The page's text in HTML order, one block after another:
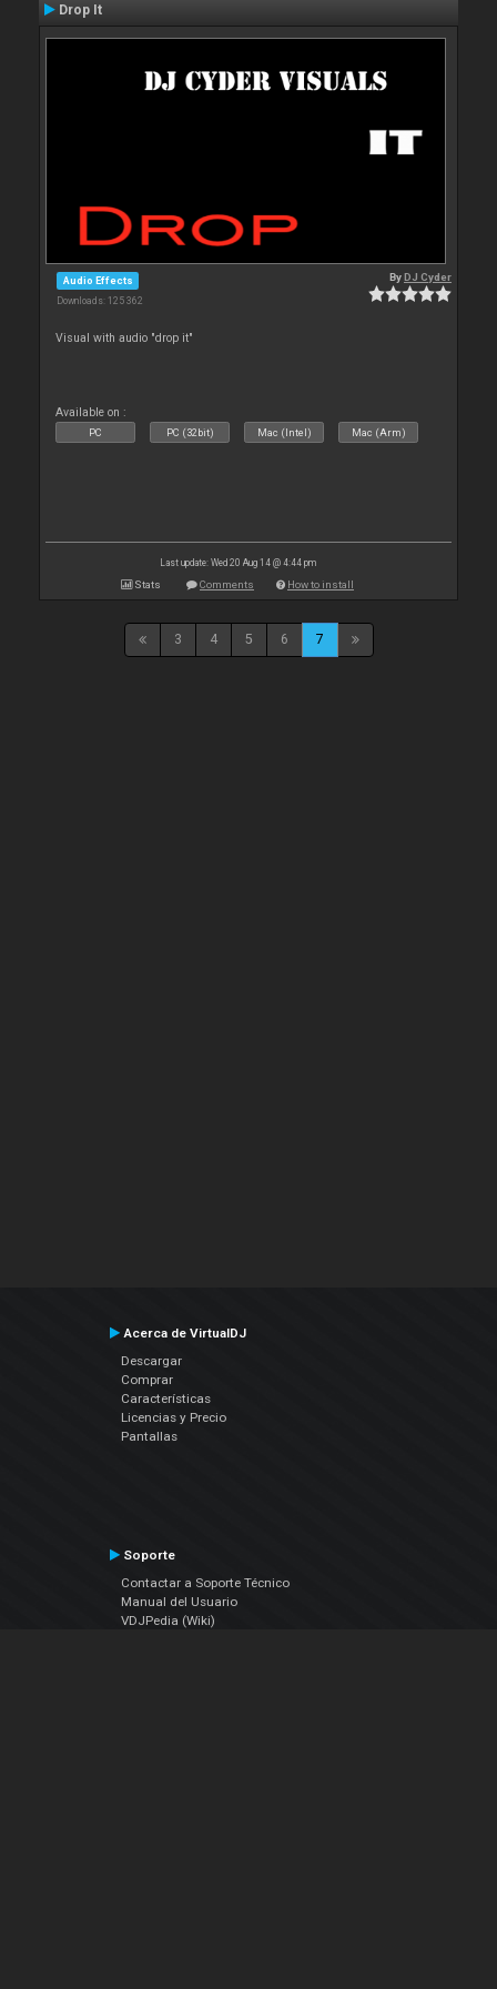
Drop It
Audio Effects
Downloads: 125 362
ByDJ Cyder
Visual with audio "drop it"
Available on :
PC PC (32bit) Mac (Intel) Mac (Arm)
Last update: Wed 20 Aug 14 @ 4:44 pm
Stats Comments How to install
3 4 5 6 7
Acerca de VirtualDJ
Descargar
Comprar
Características
Licencias y Precio
Pantallas
Soporte
Contactar a Soporte Técnico
Manual del Usuario
VDJPedia (Wiki)